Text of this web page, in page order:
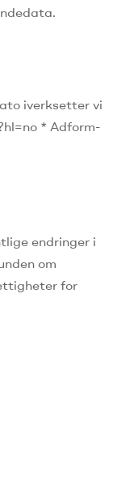
iverksetter vi
* Adform-
endringer i
om
for